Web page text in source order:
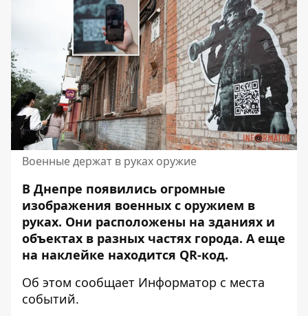
Военные держат в руках оружие
В Днепре появились огромные
изображения военных с оружием в
руках. Они расположены на зданиях и
объектах в разных частях города. А еще
на наклейке находится QR-код.
Об этом сообщает Информатор с места
событий.